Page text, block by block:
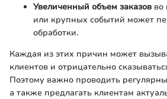
Увеличенный объем заказов во
или крупных событий может
обработки.
Каждая из этих причин может
клиентов и отрицательно
Поэтому важно проводить
а также предлагать клиентам